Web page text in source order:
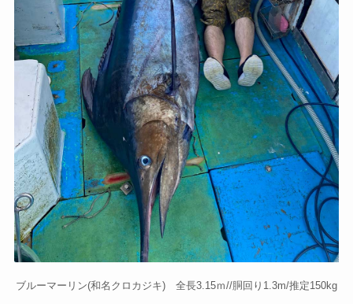
ブルーマーリン(和名クロカジキ) 全長3.15ｍ//胴回り1.3m/推定150kg